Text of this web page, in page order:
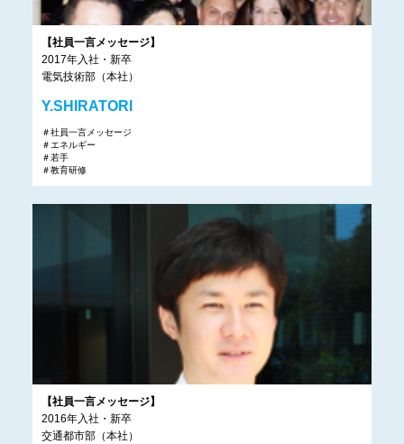
【社員一言メッセージ】
2017年入社・新卒
電気技術部（本社）
Y.SHIRATORI
＃社員一言メッセージ
＃エネルギー
＃若手
＃教育研修
【社員一言メッセージ】
2016年入社・新卒
交通都市部（本社）